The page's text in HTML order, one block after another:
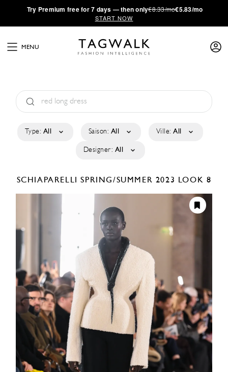
·Try Premium free for 7 days — then only€8.33/mo€5.83/mo
START NOW
MENU
Type: All Saison: All Ville: All
Designer: All
SCHIAPARELLISPRING/SUMMER 2023 LOOK 8